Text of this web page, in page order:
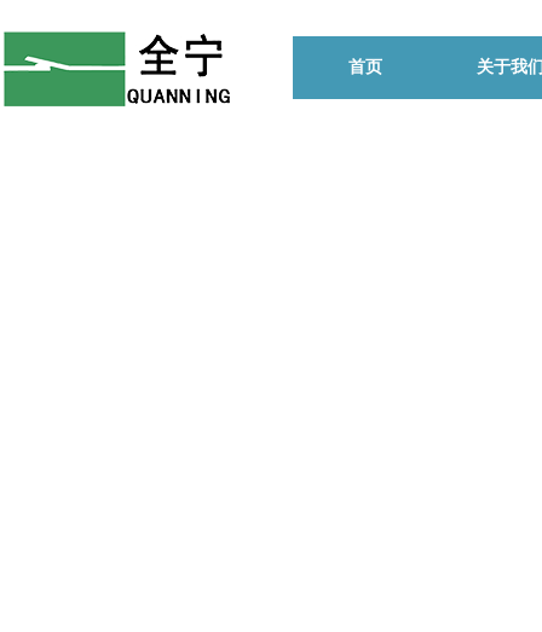
首页 关于我